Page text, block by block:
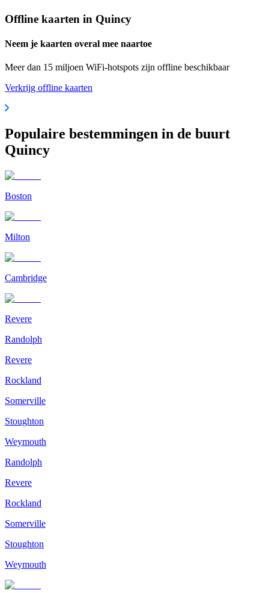
Offline kaarten in Quincy
Neem je kaarten overal mee naartoe
Meer dan 15 miljoen WiFi-hotspots zijn offline beschikbaar
Verkrijg offline kaarten
Populaire bestemmingen in de buurt
Quincy
Boston
Milton
Cambridge
Revere
Randolph
Revere
Rockland
Somerville
Stoughton
Weymouth
Randolph
Revere
Rockland
Somerville
Stoughton
Weymouth